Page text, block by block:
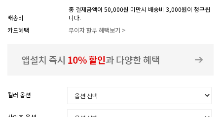
배송비
총 결제금액이 50,000원 미만시 배송비 3,000원이 청구됩
니다.
카드혜택
무이자 할부 혜택보기 >
컬러 옵션